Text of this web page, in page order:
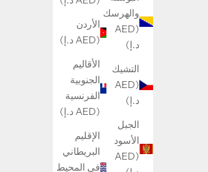
والهرسك
(AED
د.إ)
التشيك
(AED
د.إ)
الجبل
الأسود
(AED
الأردن
(AED د.إ)
الأقاليم
الجنوبية
الفرنسية
(AED د.إ)
الإقليم
البريطاني
في المحيط